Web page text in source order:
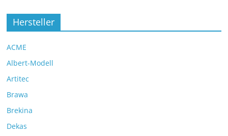
Hersteller
ACME
Albert-Modell
Artitec
Brawa
Brekina
Dekas